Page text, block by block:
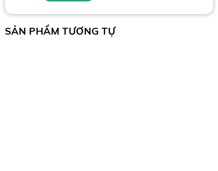
SẢN PHẨM TƯƠNG TỰ